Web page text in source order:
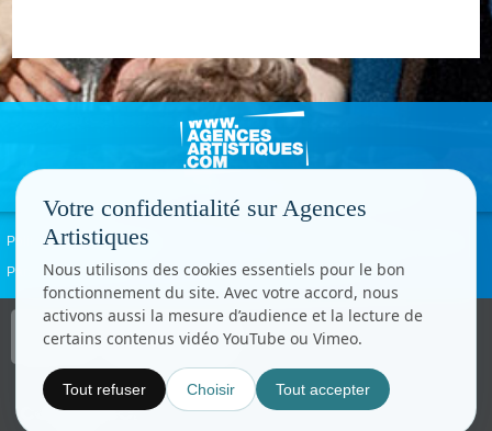
Politique de confidentialité
Paramètres cookies
Copyright © CC.Comunication
Tous droits réservés
Votre confidentialité sur Agences
Artistiques
Nous utilisons des cookies essentiels pour le bon
fonctionnement du site. Avec votre accord, nous
activons aussi la mesure d’audience et la lecture de
certains contenus vidéo YouTube ou Vimeo.
Tout refuser Choisir Tout accepter